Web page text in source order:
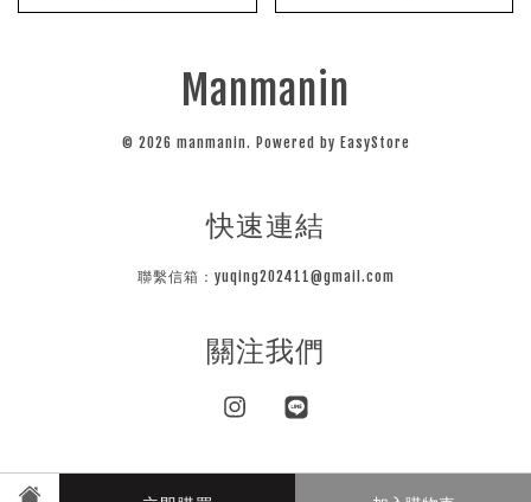
Manmanin
© 2026 manmanin. Powered by EasyStore
快速連結
聯繫信箱：yuqing202411@gmail.com
關注我們
Instagram
JCB